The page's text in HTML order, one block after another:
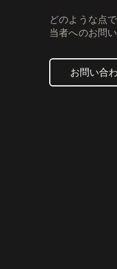
どのような点
当者へのお問
お問い合